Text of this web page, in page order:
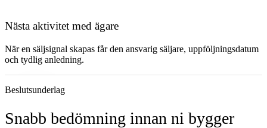
Nästa aktivitet med ägare
När en säljsignal skapas får den ansvarig säljare, uppföljningsdatum
och tydlig anledning.
Beslutsunderlag
Snabb bedömning innan ni bygger